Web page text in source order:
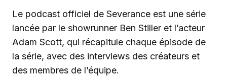
Le podcast officiel de Severance est une série
lancée par le showrunner Ben Stiller et l’acteur
Adam Scott, qui récapitule chaque épisode de
la série, avec des interviews des créateurs et
des membres de l’équipe.